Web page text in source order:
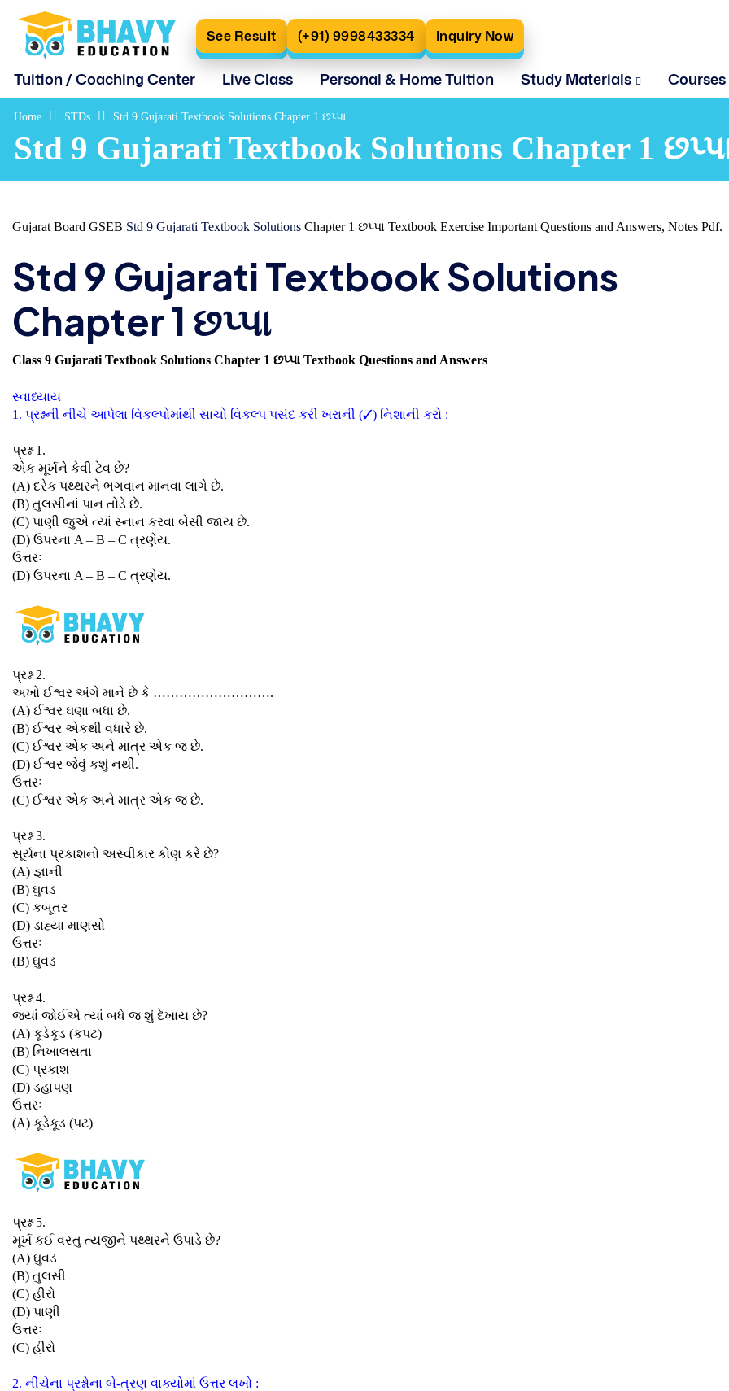
See Result (+91) 9998433334 Inquiry Now
Tuition / Coaching Center Live Class Personal & Home Tuition Study Materials Courses
Home STDs Std 9 Gujarati Textbook Solutions Chapter 1 છપ્પા
Std 9 Gujarati Textbook Solutions Chapter 1
Gujarat Board GSEB Std 9 Gujarati Textbook Solutions Chapter 1 છપ્પા Textbook Exercise Important Questions and Answers, Notes Pdf.
Std 9 Gujarati Textbook Solutions
Chapter 1 છપ્પા
Class 9 Gujarati Textbook Solutions Chapter 1 છપ્પા Textbook Questions and Answers
સ્વાધ્યાય
1. પ્રશ્નની નીચે આપેલા વિકલ્પોમાંથી સાચો વિકલ્પ પસંદ કરી ખરાની (✓) નિશાની કરો :
પ્રશ્ન 1.
એક મૂર્ખને કેવી ટેવ છે?
(A) દરેક પથ્થરને ભગવાન માનવા લાગે છે.
(B) તુલસીનાં પાન તોડે છે.
(C) પાણી જુએ ત્યાં સ્નાન કરવા બેસી જાય છે.
(D) ઉપરના A – B – C ત્રણેય.
ઉત્તરઃ
(D) ઉપરના A – B – C ત્રણેય.
પ્રશ્ન 2.
અખો ઈશ્વર અંગે માને છે કે ……………………….
(A) ઈશ્વર ઘણા બધા છે.
(B) ઈશ્વર એકથી વધારે છે.
(C) ઈશ્વર એક અને માત્ર એક જ છે.
(D) ઈશ્વર જેવું કશું નથી.
ઉત્તરઃ
(C) ઈશ્વર એક અને માત્ર એક જ છે.
પ્રશ્ન 3.
સૂર્યના પ્રકાશનો અસ્વીકાર કોણ કરે છે?
(A) જ્ઞાની
(B) ઘુવડ
(C) કબૂતર
(D) ડાહ્યા માણસો
ઉત્તરઃ
(B) ઘુવડ
પ્રશ્ન 4.
જ્યાં જોઈએ ત્યાં બધે જ શું દેખાય છે?
(A) કૂડેકૂડ (કપટ)
(B) નિખાલસતા
(C) પ્રકાશ
(D) ડહાપણ
ઉત્તરઃ
(A) કૂડેકૂડ (પટ)
પ્રશ્ન 5.
મૂર્ખ કઈ વસ્તુ ત્યજીને પથ્થરને ઉપાડે છે?
(A) ઘુવડ
(B) તુલસી
(C) હીરો
(D) પાણી
ઉત્તરઃ
(C) હીરો
2. નીચેના પ્રશ્નોના બે-ત્રણ વાક્યોમાં ઉત્તર લખો :